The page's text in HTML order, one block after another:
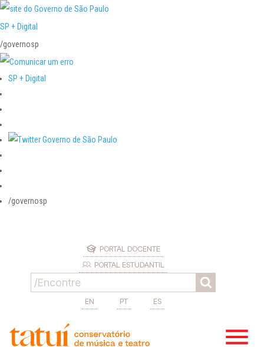
SP + Digital
/governosp
SP + Digital
/governosp
PORTAL DOCENTE
PORTAL ESTUDANTIL
EN PT ES